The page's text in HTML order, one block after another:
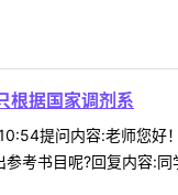
根据国家调剂系
提问内容:老师您好
考书目呢?回复内容: